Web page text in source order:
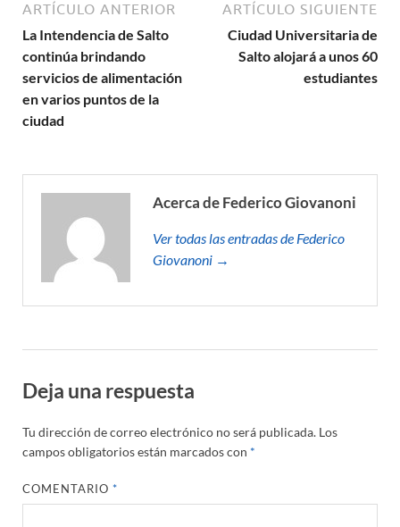
ARTÍCULO ANTERIOR
La Intendencia de Salto
continúa brindando
servicios de alimentación
en varios puntos de la
ciudad
ARTÍCULO SIGUIENTE
Ciudad Universitaria de
Salto alojará a unos 60
estudiantes
Acerca de Federico Giovanoni
Ver todas las entradas de Federico
Giovanoni →
Deja una respuesta
Tu dirección de correo electrónico no será publicada. Los
campos obligatorios están marcados con *
COMENTARIO*